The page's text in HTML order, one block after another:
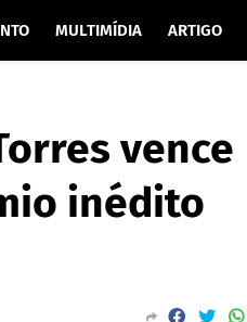
MULTIMÍDIA ARTIGO
vence
inédito